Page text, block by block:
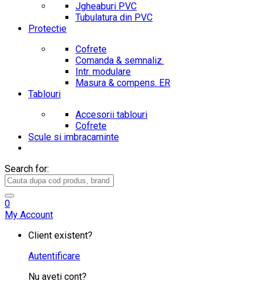
Jgheaburi PVC
Tubulatura din PVC
Protectie
Cofrete
Comanda & semnaliz.
Intr. modulare
Masura & compens. ER
Tablouri
Accesorii tablouri
Cofrete
Scule si imbracaminte
Search for:
0
My Account
Client existent?
Autentificare
Nu aveti cont?